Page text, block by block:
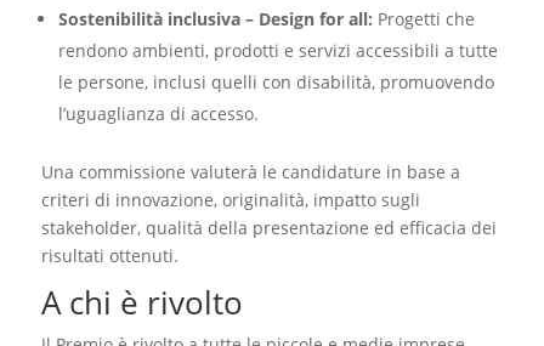
Sostenibilità inclusiva – Design for all: Progetti che
rendono ambienti, prodotti e servizi accessibili a tutte
le persone, inclusi quelli con disabilità, promuovendo
l’uguaglianza di accesso.
Una commissione valuterà le candidature in base a
criteri di innovazione, originalità, impatto sugli
stakeholder, qualità della presentazione ed efficacia dei
risultati ottenuti.
A chi è rivolto